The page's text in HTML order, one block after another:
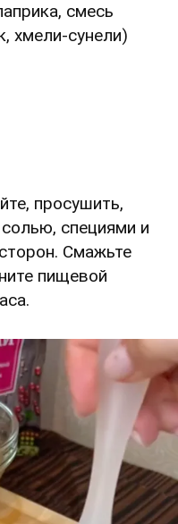
смесь
хмели-сунели)
просушить,
специями и
Смажьте
пищевой